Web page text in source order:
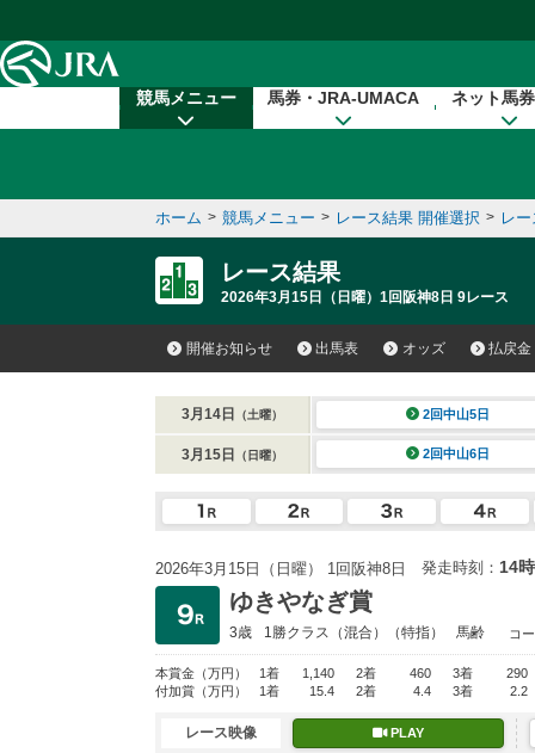
競馬メニュー 馬券・JRA-UMACA ネット馬
ホーム > 競馬メニュー > レース結果 開催選択 > レ
レース結果
2026年3月15日（日曜）1回阪神8日 9レース
開催お知らせ 出馬表 オッズ 払戻金
3月14日 （土曜） 2回中山5日
3月15日 （日曜） 2回中山6日
2026年3月15日（日曜） 1回阪神8日 発走時刻： 14
ゆきやなぎ賞
3歳 1勝クラス （混合）（特指） 馬齢 コ
本賞金 （万円） 1着 1,140 2着 460 3着
290
付加賞 （万円） 1着 15.4 2着 4.4 3着 2.2
レース映像 PLAY